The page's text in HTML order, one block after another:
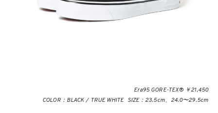
Era95 GORE-TEX® ￥21,450
COLOR：BLACK / TRUE WHITE SIZE：23.5cm、24.0〜29.5cm